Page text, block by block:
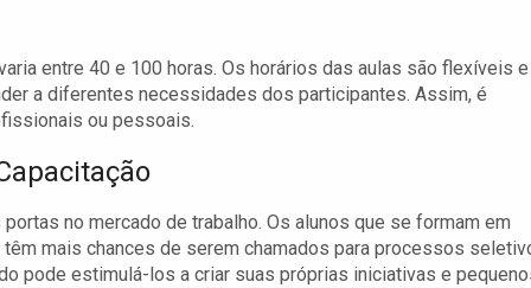
entre 40 e 100 horas. Os horários das aulas são flexíveis e
a diferentes necessidades dos participantes. Assim, é
ou pessoais.
no mercado de trabalho. Os alunos que se formam em
mais chances de serem chamados para processos
pode estimulá-los a criar suas próprias iniciativas e